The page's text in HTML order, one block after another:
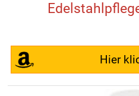
Hier